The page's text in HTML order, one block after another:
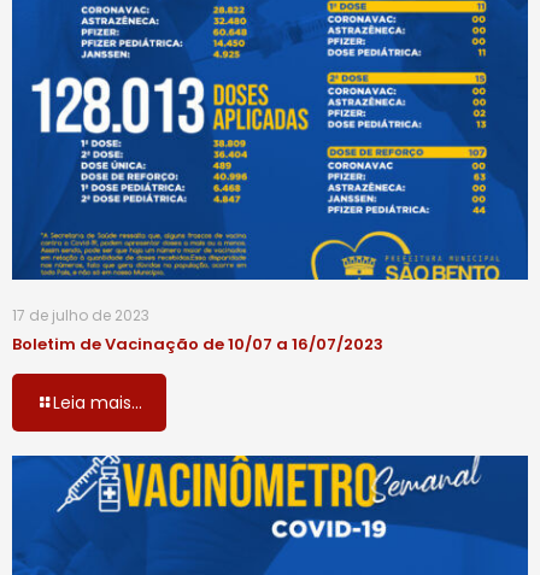
17 de julho de 2023
Boletim de Vacinação de 10/07 a 16/07/2023
Leia mais...